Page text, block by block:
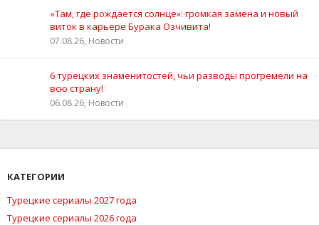
«Там, где рождается солнце»: громкая замена и новый
виток в карьере Бурака Озчивита!
07.08.26, Новости
6 турецких знаменитостей, чьи разводы прогремели на
всю страну!
06.08.26, Новости
КАТЕГОРИИ
Турецкие сериалы 2027 года
Турецкие сериалы 2026 года